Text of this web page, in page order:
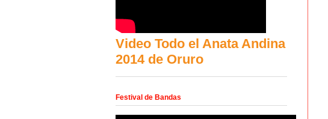
Video Todo el Anata Andina
2014 de Oruro
Festival de Bandas